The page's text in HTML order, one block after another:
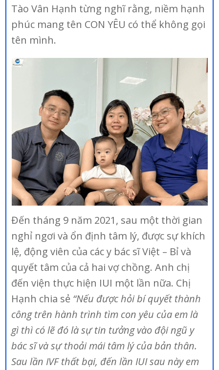
Tào Vân Hạnh từng nghĩ rằng, niềm hạnh
phúc mang tên CON YÊU có thể không gọi
tên mình.
Đến tháng 9 năm 2021, sau một thời gian
nghỉ ngơi và ổn định tâm lý, được sự khích
lệ, động viên của các y bác sĩ Việt – Bỉ và
quyết tâm của cả hai vợ chồng. Anh chị
đến viện thực hiện IUI một lần nữa. Chị
Hạnh chia sẻ “Nếu được hỏi bí quyết thành
công trên hành trình tìm con yêu của em là
gì thì có lẽ đó là sự tin tưởng vào đội ngũ y
bác sĩ và sự thoải mái tâm lý của bản thân.
Sau lần IVF thất bại, đến lần IUI sau này em